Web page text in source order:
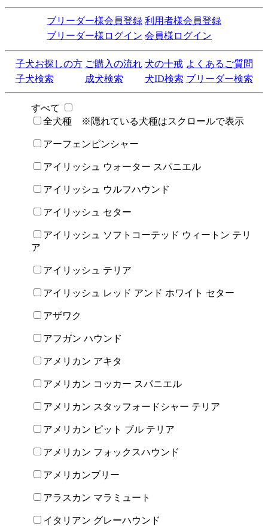
ブリーダー様会員登録 利用者様会員登録
ブリーダー様ログイン 会員様ログイン
子犬お探しの方 ご購入の流れ 犬の十戒 よくあるご質問
子犬検索
成犬検索 犬ID検索 ブリーダー検索
すべて
全犬種 ※隠れている犬種はスクロールで表示
アーフェンピンシャー
アイリッシュ ウォーター スパニエル
アイリッシュ ウルフハウンド
アイリッシュ セター
アイリッシュ ソフトコーテッド ウィートン テリ
ア
アイリッシュ テリア
アイリッシュ レッド アンド ホワイト セター
アザワク
アフガン ハウンド
アメリカン アキタ
アメリカン コッカー スパニエル
アメリカン スタッフォードシャー テリア
アメリカン ピット ブル テリア
アメリカン フォックスハウンド
アメリカンブリー
アラスカン マラミュート
イタリアン グレーハウンド